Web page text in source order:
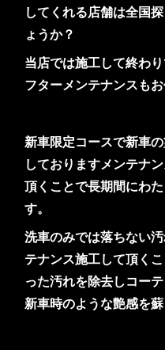
してくれる店舗は全国
ょうか？
当店では施工して終わ
フターメンテナンスもお
新車限定コースで新車
しておりますメンテナ
頂くことで長期間にわ
す。
洗車のみでは落ちない
テナンス施工して頂く
った汚れを除去しコー
新車時のような艶感を蘇